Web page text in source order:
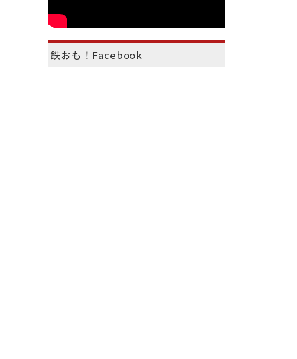
鉄おも！Facebook